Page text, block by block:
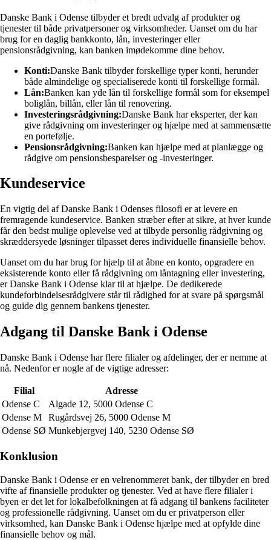
Danske Bank i Odense tilbyder et bredt udvalg af produkter og
tjenester til både privatpersoner og virksomheder. Uanset om du har
brug for en daglig bankkonto, lån, investeringer eller
pensionsrådgivning, kan banken imødekomme dine behov.
Konti:Danske Bank tilbyder forskellige typer konti, herunder
både almindelige og specialiserede konti til forskellige formål.
Lån:Banken kan yde lån til forskellige formål som for eksempel
boliglån, billån, eller lån til renovering.
Investeringsrådgivning:Danske Bank har eksperter, der kan
give rådgivning om investeringer og hjælpe med at sammensætte
en portefølje.
Pensionsrådgivning:Banken kan hjælpe med at planlægge og
rådgive om pensionsbesparelser og -investeringer.
Kundeservice
En vigtig del af Danske Bank i Odenses filosofi er at levere en
fremragende kundeservice. Banken stræber efter at sikre, at hver kunde
får den bedst mulige oplevelse ved at tilbyde personlig rådgivning og
skræddersyede løsninger tilpasset deres individuelle finansielle behov.
Uanset om du har brug for hjælp til at åbne en konto, opgradere en
eksisterende konto eller få rådgivning om låntagning eller investering,
er Danske Bank i Odense klar til at hjælpe. De dedikerede
kundeforbindelsesrådgivere står til rådighed for at svare på spørgsmål
og guide dig gennem bankens tjenester.
Adgang til Danske Bank i Odense
Danske Bank i Odense har flere filialer og afdelinger, der er nemme at
nå. Nedenfor er nogle af de vigtige adresser:
Filial
Adresse
Odense C
Algade 12, 5000 Odense C
Odense M
Rugårdsvej 26, 5000 Odense M
Odense SØ Munkebjergvej 140, 5230 Odense SØ
Konklusion
Danske Bank i Odense er en velrenommeret bank, der tilbyder en bred
vifte af finansielle produkter og tjenester. Ved at have flere filialer i
byen er det let for lokalbefolkningen at få adgang til bankens faciliteter
og professionelle rådgivning. Uanset om du er privatperson eller
virksomhed, kan Danske Bank i Odense hjælpe med at opfylde dine
finansielle behov og mål.